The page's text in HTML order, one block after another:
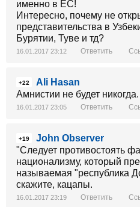
именно в ЕС!
Интересно, почему не
представительства в
Бурятии, Туве и тд?
16.01.2017 23:12 Ответить
+22
Ali Hasan
Амнистии не будет никогда.
16.01.2017 23:05 Ответить
+19
John Observer
"Следует противостоять
национализму, который
называемая "республика
скажите, кацапы.
16.01.2017 23:19 Ответить